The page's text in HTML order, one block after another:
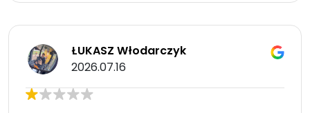
ŁUKASZ Włodarczyk
2026.07.16